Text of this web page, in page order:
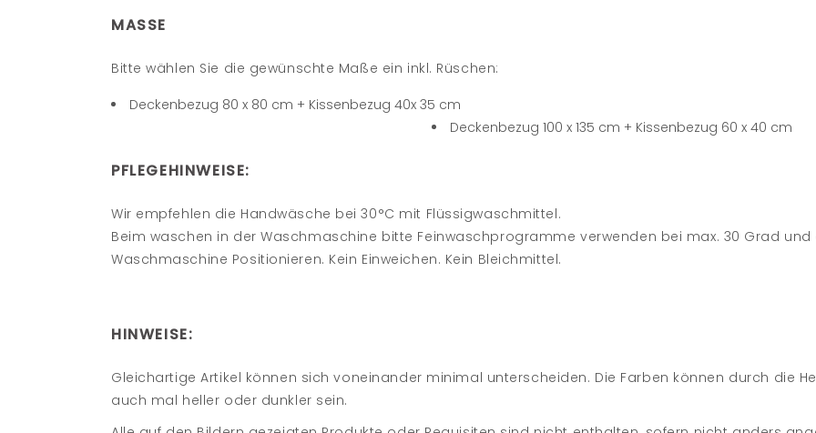
MASSE
Bitte wählen Sie die gewünschte Maße ein inkl. Rüschen:
Deckenbezug 80 x 80 cm + Kissenbezug 40x 35 cm
Deckenbezug 100 x 135 cm + Kissenbezug 60 x 40 cm
PFLEGEHINWEISE:
Wir empfehlen die Handwäsche bei 30°C mit Flüssigwaschmittel.
Beim waschen in der Waschmaschine bitte Feinwaschprogramme verwenden bei max. 30 Grad
Waschmaschine Positionieren. Kein Einweichen. Kein Bleichmittel.
HINWEISE:
Gleichartige Artikel können sich voneinander minimal unterscheiden. Die Farben können durch die
auch mal heller oder dunkler sein.